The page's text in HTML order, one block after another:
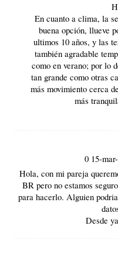
En cuanto aclima, la
buena opción, llueve
ultimos 10 años, y las
también agradable
como en verano; por lo
tan grande como otras
más movimiento cerca
más
0 15-
Hola, con mi pareja
BR pero no estamos
para hacerlo. Alguien
Desde